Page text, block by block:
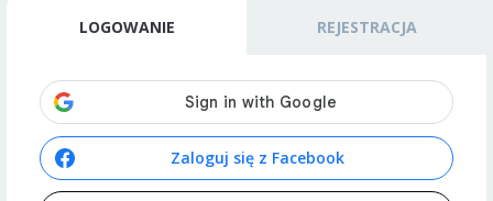
LOGOWANIE REJESTRACJA
Zaloguj się z Facebook